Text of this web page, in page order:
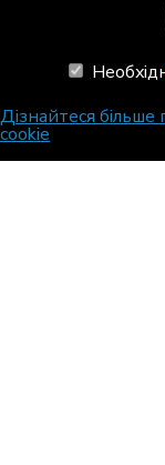
Дізнайтеся
cookie
RainViewer
Для вашого